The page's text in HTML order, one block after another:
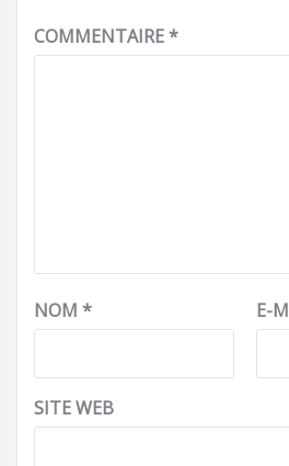
COMMENTAIRE*
NOM * E-
SITE WEB